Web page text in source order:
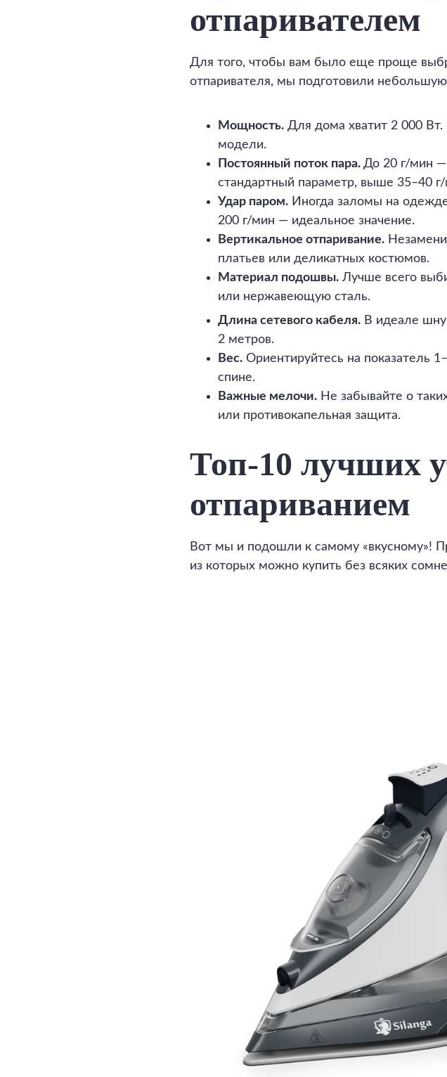
отпаривателем
Для того, чтобы вам было еще проще
отпаривателя, мы подготовили
Мощность. Для дома хватит 2 000
модели.
Постоянный поток пара. До 20 г/мин
стандартный параметр, выше 35–40
Удар паром. Иногда заломы на
200 г/мин — идеальное значение.
Вертикальное отпаривание.
платьев или деликатных костюмов.
Материал подошвы. Лучше всего
или нержавеющую сталь.
Длина сетевого кабеля. В идеале
2 метров.
Вес. Ориентируйтесь на показатель
спине.
Важные мелочи. Не забывайте о
или противокапельная защита.
Топ-10 лучших
отпариванием
Вот мы и подошли к самому «вкусному»!
из которых можно купить без всяких